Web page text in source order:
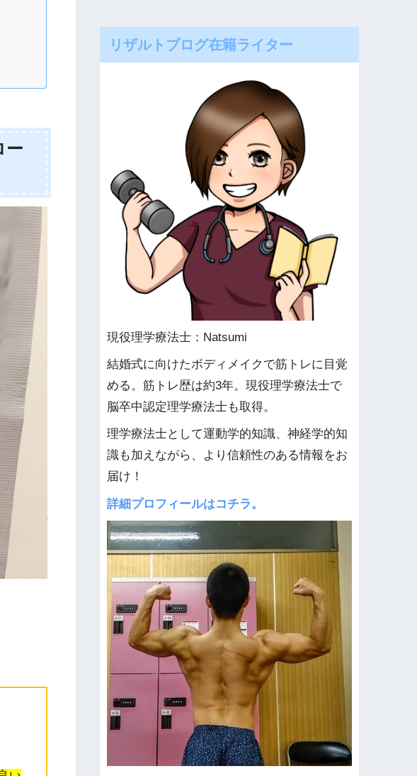
ー
リザルトブログ在籍ライター
現役理学療法士：Natsumi
結婚式に向けたボディメイクで筋トレに目覚
める。筋トレ歴は約3年。現役理学療法士で
脳卒中認定理学療法士も取得。
理学療法士として運動学的知識、神経学的知
識も加えながら、より信頼性のある情報をお
届け！
詳細プロフィールはコチラ。